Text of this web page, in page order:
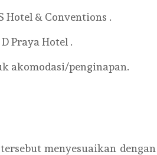
Hotel & Conventions .
Praya Hotel .
akomodasi/penginapan.
menyesuaikan